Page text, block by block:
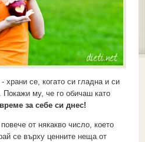
храни се, когато си гладна и си
Покажи му, че го обичаш като
за себе си днес!
от някакво число, което
се върху ценните неща от